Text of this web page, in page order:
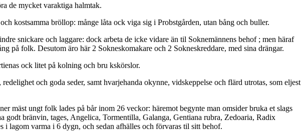
de mycket varaktiga halmtak.
kostsamma bröllop: månge låta ock viga sig i Probstgården, utan bång och buller.
snickare och laggare: dock arbeta de icke vidare än til Soknemännens behof ; men häraf
på folk. Desutom äro här 2 Sokneskomakare och 2 Sokneskreddare, med sina drängar.
ock litet på kolning och bru kskörslor.
och goda seder, samt hvarjehanda okynne, vidskeppelse och flärd utrotas, som eljest
mäst ungt folk lades på bår inom 26 veckor: häremot begynte man omsider bruka et slags
godt bränvin, tages, Angelica, Tormentilla, Galanga, Gentiana rubra, Zedoaria, Radix
i lagom varma i 6 dygn, och sedan afhälles och förvaras til sitt behof.